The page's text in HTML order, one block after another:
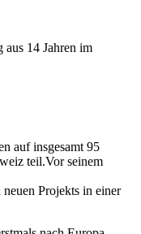
14 Jahren im
auf insgesamt 95
teil.Vor seinem
Projekts in einer